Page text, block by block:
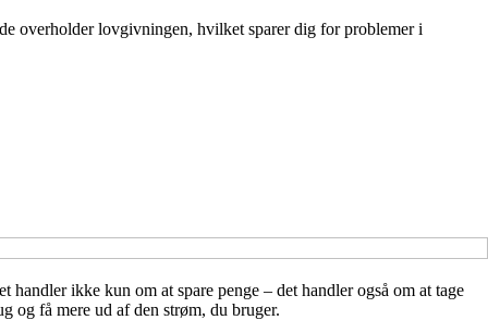
overholder lovgivningen, hvilket sparer dig for problemer i
ikke kun om at spare penge – det handler også om at tage
og få mere ud af den strøm, du bruger.